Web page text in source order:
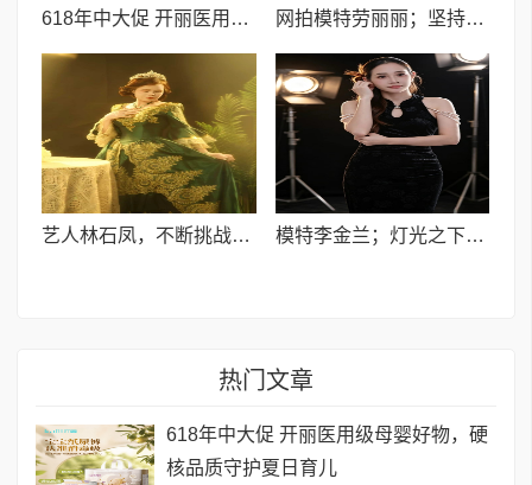
618年中大促 开丽医用级母婴好物，硬核品质守护夏日育儿 网拍模特劳丽丽；坚持自己的目标，走出属于自己的风格
艺人林石凤，不断挑战自己，走出属于自己的魅力镜头风格 模特李金兰；灯光之下走出自己独特魅力风格
热门文章
618年中大促 开丽医用级母婴好物，硬
核品质守护夏日育儿